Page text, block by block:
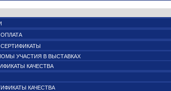
УЧАСТИЯ В ВЫСТАВКАХ
КАЧЕСТВА
КАЧЕСТВА